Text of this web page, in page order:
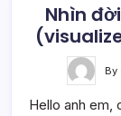
Nhìn
By
Hello anh em,